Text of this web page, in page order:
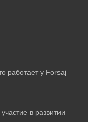
работает у Forsaj
в развитии